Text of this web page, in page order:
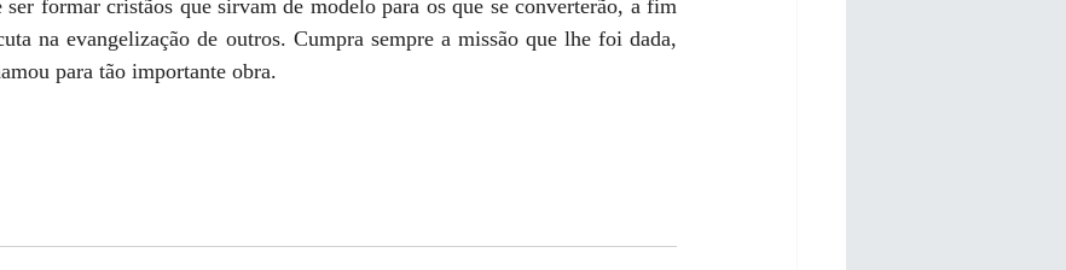
formar cristãos que sirvam de modelo para os que se converterão, a fim
na evangelização de outros. Cumpra sempre a missão que lhe foi dada,
para tão importante obra.